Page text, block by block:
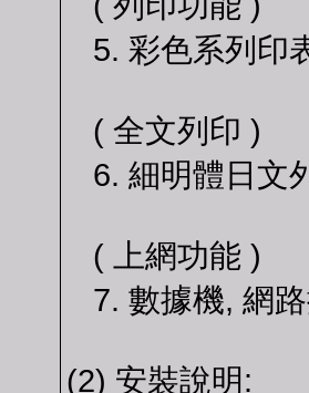
5. 彩色系列印
( 全文列印 )
6. 細明體日文
( 上網功能 )
7. 數據機, 網
(2) 安裝說明: